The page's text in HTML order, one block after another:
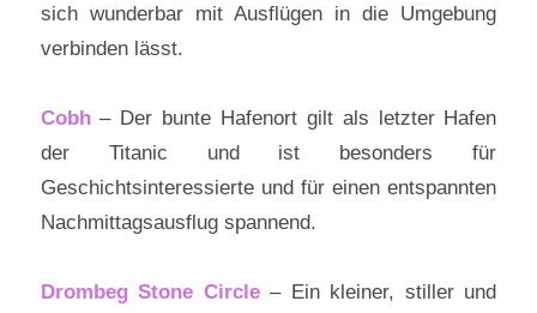
sich wunderbar mit Ausflügen in die Umgebung
verbinden lässt.
Cobh– Der bunte Hafenort gilt als letzter Hafen
der Titanic und ist besonders für
Geschichtsinteressierte und für einen entspannten
Nachmittagsausflug spannend.
Drombeg Stone Circle– Ein kleiner, stiller und